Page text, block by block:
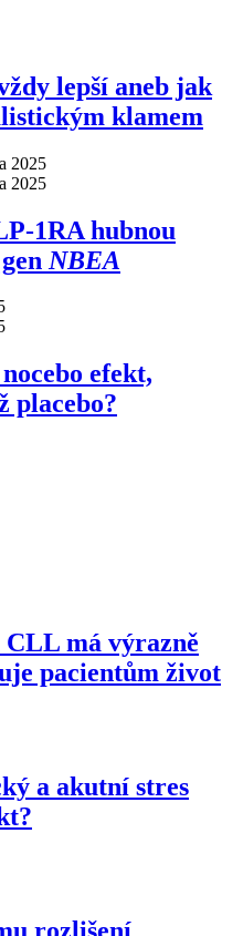
lepší aneb jak
klamem
2025
2025
1RA hubnou
NBEA
efekt,
placebo?
má výrazně
pacientům život
a akutní stres